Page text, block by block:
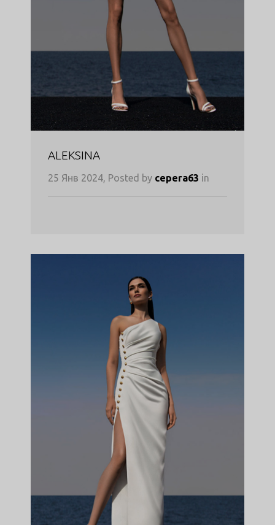
ALEKSINA
25 Янв 2024, Posted by cepera63 in